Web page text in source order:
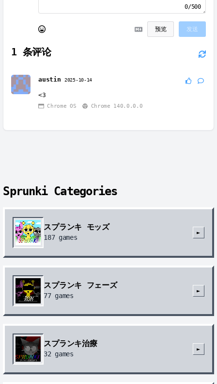
0/500
预览 发送
1 条评论
austin 2025-10-14
<3
Chrome OS Chrome 140.0.0.0
Sprunki Categories
スプランキ モッズ
187games
►
スプランキ フェーズ
77games
►
スプランキ治療
32 games
►